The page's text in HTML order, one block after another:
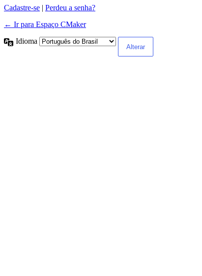
Cadastre-se | Perdeu a senha?
← Ir para Espaço CMaker
Idioma